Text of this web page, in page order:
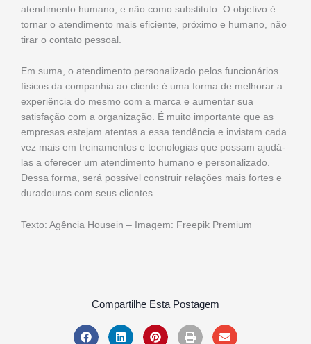
atendimento humano, e não como substituto. O objetivo é
tornar o atendimento mais eficiente, próximo e humano, não
tirar o contato pessoal.
Em suma, o atendimento personalizado pelos funcionários
físicos da companhia ao cliente é uma forma de melhorar a
experiência do mesmo com a marca e aumentar sua
satisfação com a organização. É muito importante que as
empresas estejam atentas a essa tendência e invistam cada
vez mais em treinamentos e tecnologias que possam ajudá-
las a oferecer um atendimento humano e personalizado.
Dessa forma, será possível construir relações mais fortes e
duradouras com seus clientes.
Texto: Agência Housein – Imagem: Freepik Premium
Compartilhe Esta Postagem